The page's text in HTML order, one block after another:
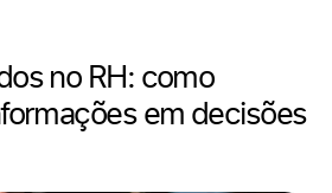
no RH: como
em decisões